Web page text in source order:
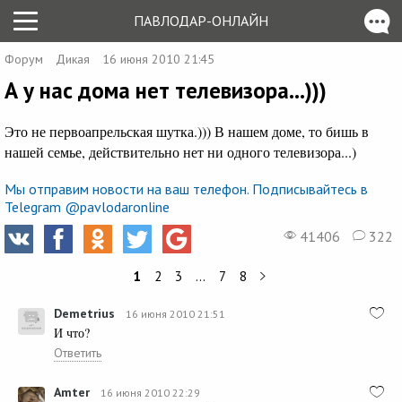
ПАВЛОДАР-ОНЛАЙН
Форум Дикая 16 июня 2010 21:45
А у нас дома нет телевизора...)))
Это не первоапрельская шутка.))) В нашем доме, то бишь в
нашей семье, действительно нет ни одного телевизора...)
Мы отправим новости на ваш телефон. Подписывайтесь в
Telegram @pavlodaronline
41406
322
1 2 3 … 7 8
Demetrius 16 июня 2010 21:51
И что?
Ответить
Amter 16 июня 2010 22:29